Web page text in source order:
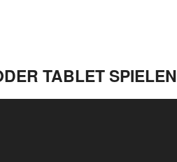
TABLET SPIELEN